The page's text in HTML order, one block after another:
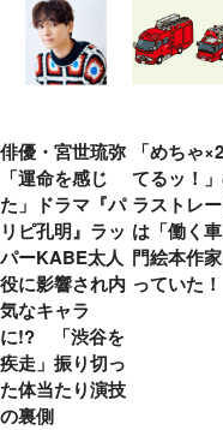
俳優・宮世琉弥
「運命を感じ
た」ドラマ『パ
リピ孔明』ラッ
パーKABE太人
役に影響され内
気なキャラ
に!? 「渋谷を
疾走」振り切っ
た体当たり演技
の裏側
「めちゃ
てるッ！
ラストレ
は「働く
門絵本作
っていた！